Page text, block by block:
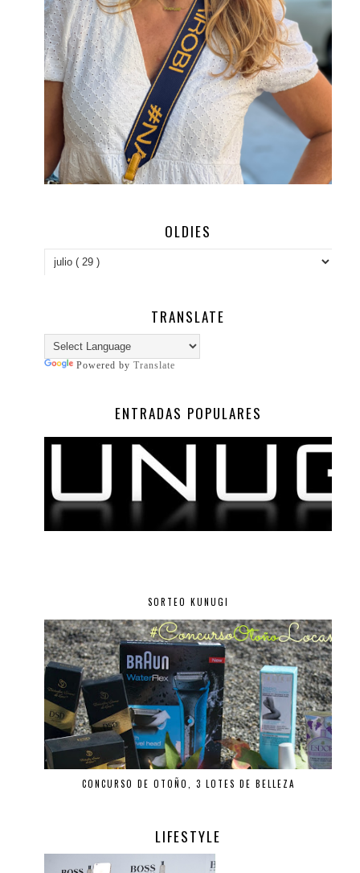
OLDIES
TRANSLATE
Powered by Translate
ENTRADAS POPULARES
SORTEO KUNUGI
CONCURSO DE OTOÑO, 3 LOTES DE BELLEZA
LIFESTYLE